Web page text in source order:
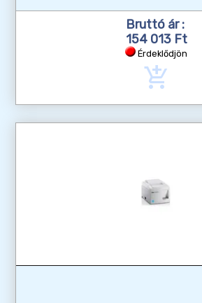
Bruttó ár :
154 013 Ft
Érdeklődjön
add_shopping_cart